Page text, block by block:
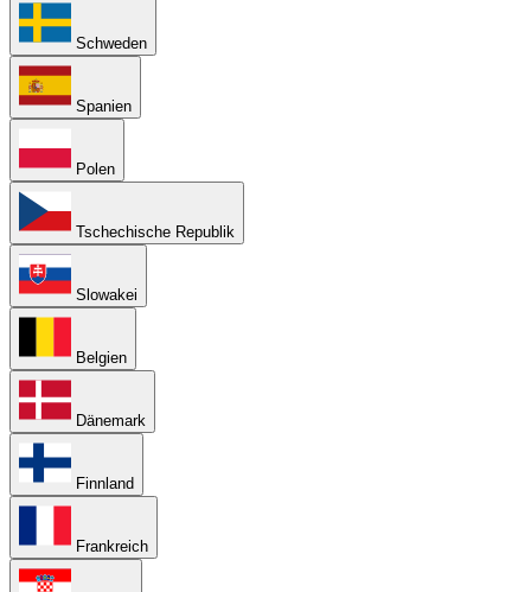
Schweden
Spanien
Polen
Tschechische Republik
Slowakei
Belgien
Dänemark
Finnland
Frankreich